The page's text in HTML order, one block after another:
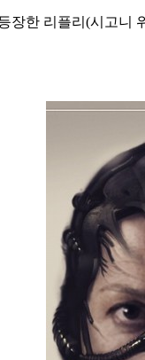
장한 리플리(시고니